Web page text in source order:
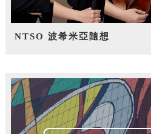
NTSO 波希米亞隨想